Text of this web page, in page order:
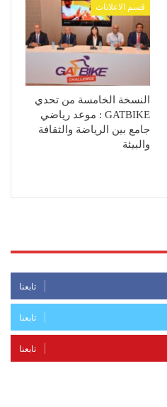
قسم الاعلانات
النسخة الخامسة من تحدي
GATBIKE : موعد رياضي
جامع بين الرياضة والثقافة
والبيئة
تابعنا
تابعنا
تابعنا